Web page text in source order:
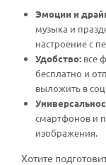
Эмоции и
музыка и
настроение с
Удобство: все
бесплатно и
выложить в
смартфонов и
изображения.
Хотите